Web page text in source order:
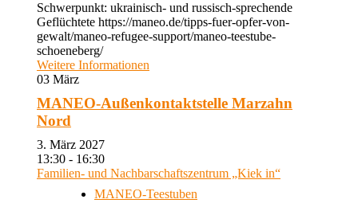
Schwerpunkt: ukrainisch- und russisch-sprechende
Geflüchtete https://maneo.de/tipps-fuer-opfer-von-
gewalt/maneo-refugee-support/maneo-teestube-
schoeneberg/
Weitere Informationen
03 März
MANEO-Außenkontaktstelle Marzahn
Nord
3. März 2027
13:30 - 16:30
Familien- und Nachbarschaftszentrum „Kiek in“
MANEO-Teestuben